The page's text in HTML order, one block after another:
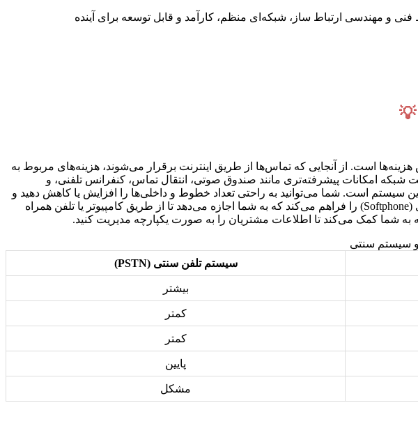
و مهندسی ارتباط ساز، شبکه‌ای منظم، کارآمد و قابل توسعه برای آینده
است. از آنجایی که تماس‌ها از طریق اینترنت برقرار می‌شوند، هزینه‌های مربوط به
امکانات پیشرفته‌تری مانند صندوق صوتی، انتقال تماس، کنفرانس تلفنی، و
سیستم است. شما می‌توانید به راحتی تعداد خطوط و داخلی‌ها را افزایش یا کاهش دهید و
امکان استفاده از تلفن‌های نرم‌افزاری (Softphone) را فراهم می‌کند که به شما اجازه می‌دهد تا از طریق کامپیوتر یا تلفن همراه
سیستم سنتی
سیستم تلفن سنتی (PSTN)
بیشتر
کمتر
کمتر
پایین
مشکل